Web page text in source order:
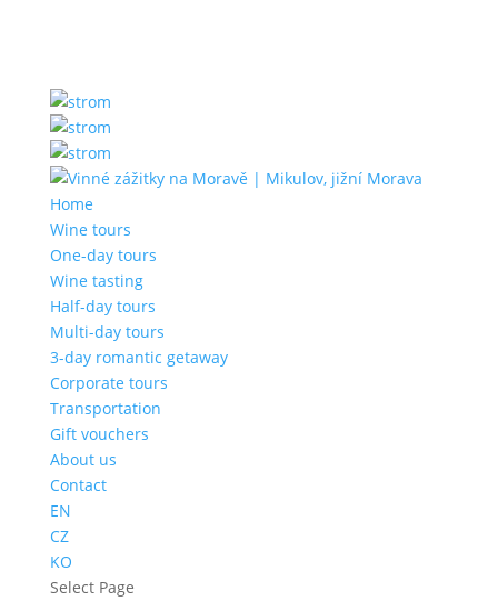
Home
Wine tours
One-day tours
Wine tasting
Half-day tours
Multi-day tours
3-day romantic getaway
Corporate tours
Transportation
Gift vouchers
About us
Contact
EN
CZ
KO
Select Page